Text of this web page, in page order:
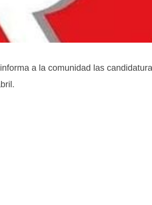
a la comunidad las